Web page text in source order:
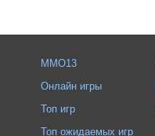
MMO13
Онлайн игры
Топ игр
Топ ожидаемых игр